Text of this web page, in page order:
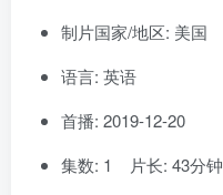
制片国家/地区: 美国
语言: 英语
首播: 2019-12-20
集数: 1 片长: 43分钟